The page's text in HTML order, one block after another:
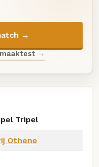
→
→
Tripel
Othene